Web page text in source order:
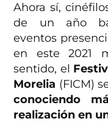
Ahora sí,
de un año
eventos
en este 2021
sentido, el
Morelia (FICM)
conociendo
realización en